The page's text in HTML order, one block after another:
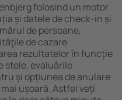
folosind un motor
și datele de check-in și
de persoane,
de cazare
rezultatelor în funcție
stele, evaluările
și opțiunea de anulare
ușoară. Astfel veți